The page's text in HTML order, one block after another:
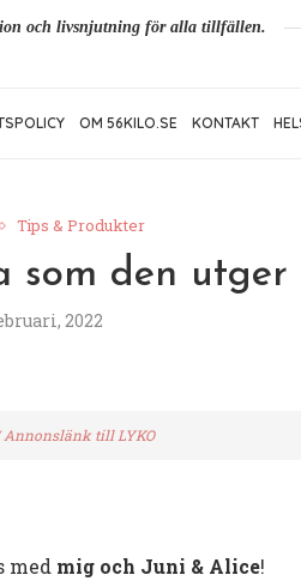
och livsnjutning för alla tillfällen.
OM 56KILO.SE KONTAKT
Tips & Produkter
som den utger
2022
till LYKO
med mig och Juni & Alice!